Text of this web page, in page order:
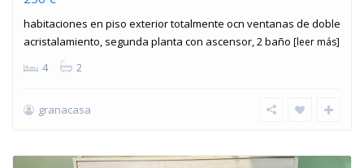
habitaciones en piso exterior totalmente ocn ventanas de doble
acristalamiento, segunda planta con ascensor, 2 baño [leer más]
4 2
granacasa